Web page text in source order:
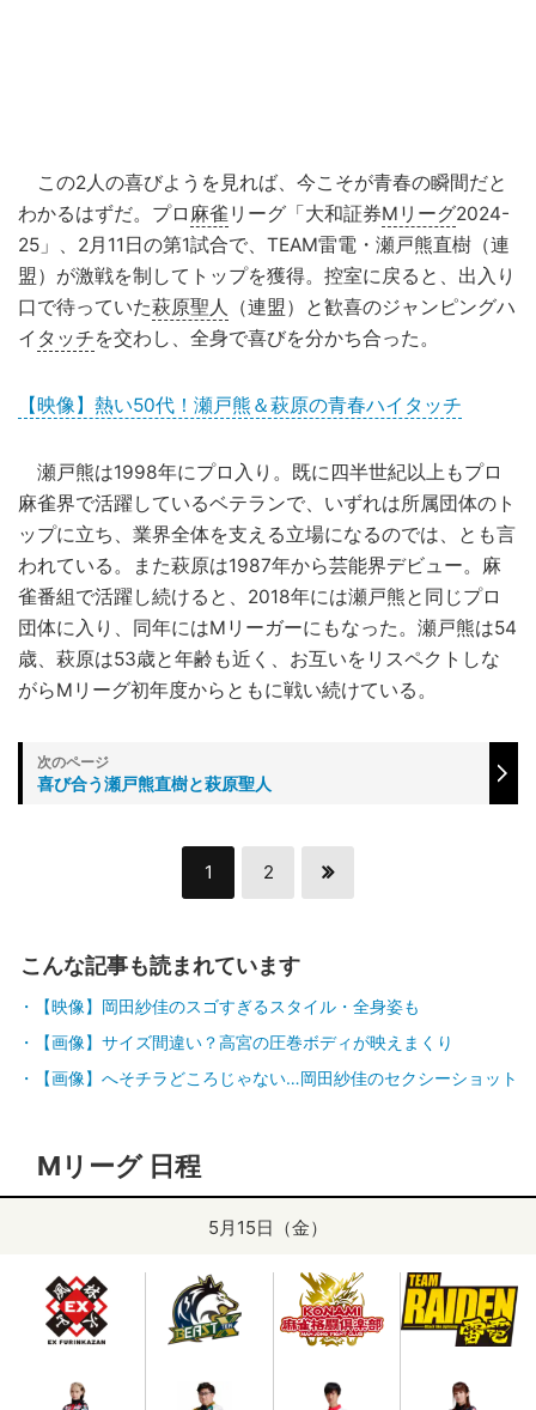
この2人の喜びようを見れば、今こそが青春の瞬間だと
わかるはずだ。プロ 麻雀 リーグ「大和証券Mリーグ2024-
25」、2月11日の第1試合で、TEAM雷電・瀬戸熊直樹（連
盟）が激戦を制してトップを獲得。控室に戻ると、出入り
口で待っていた萩原聖人
（連盟）と歓喜のジャンピングハ
イ タッチを交わし、全身で喜びを分かち合った。
【映像】熱い50代！瀬戸熊＆萩原の青春ハイタッチ
瀬戸熊は1998年にプロ入り。既に四半世紀以上もプロ
麻雀界で活躍しているベテランで、いずれは所属団体のト
ップに立ち、業界全体を支える立場になるのでは、とも言
われている。また萩原は1987年から芸能界デビュー。麻
雀番組で活躍し続けると、2018年には瀬戸熊と同じプロ
団体に入り、同年にはMリーガーにもなった。瀬戸熊は54
歳、萩原は53歳と年齢も近く、お互いをリスペクトしな
がらMリーグ初年度からともに戦い続けている。
喜び合う瀬戸熊直樹と萩原聖人
1 2
こんな記事も読まれています
【映像】岡田紗佳のスゴすぎるスタイル・全身姿も
【画像】サイズ間違い？高宮の圧巻ボディが映えまくり
【画像】へそチラどころじゃない…岡田紗佳のセクシーショット
Mリーグ 日程
5月15日（金）